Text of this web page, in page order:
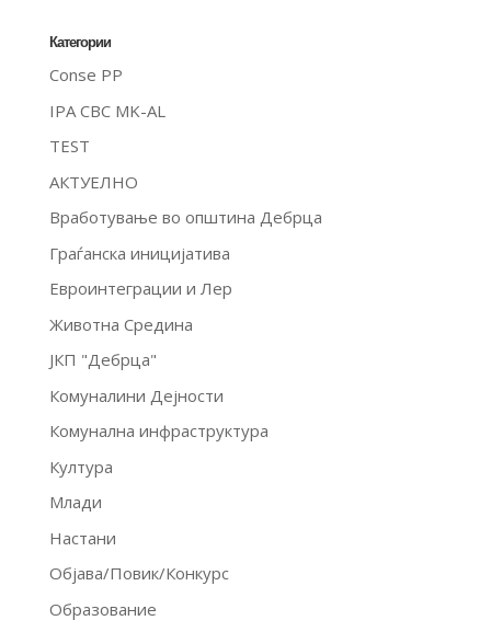
Категории
Conse PP
IPA CBC MK-AL
TEST
АКТУЕЛНО
Вработување во општина Дебрца
Граѓанска иницијатива
Евроинтеграции и Лер
Животна Средина
ЈКП "Дебрца"
Комуналини Дејности
Комунална инфраструктура
Култура
Млади
Настани
Објава/Повик/Конкурс
Образование